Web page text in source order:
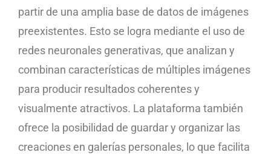
partir de una amplia base de datos de imágenes
preexistentes. Esto se logra mediante el uso de
redes neuronales generativas, que analizan y
combinan características de múltiples imágenes
para producir resultados coherentes y
visualmente atractivos. La plataforma también
ofrece la posibilidad de guardar y organizar las
creaciones en galerías personales, lo que facilita